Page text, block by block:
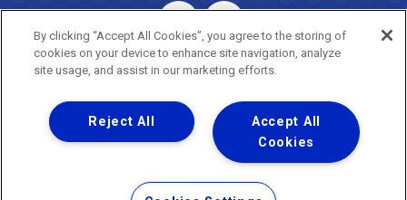
Uma empresa
Copyright ® 2026 - Todos os Direitos Reservados.
Nossa natureza movimenta a vida
Termos Gerais de Uso de Sites e Aplicativos
By clicking “Accept All Cookies”, you agree to the storing of
cookies on your device to enhance site navigation, analyze
site usage, and assist in our marketing efforts.
Accept All
Cookies
Reject All